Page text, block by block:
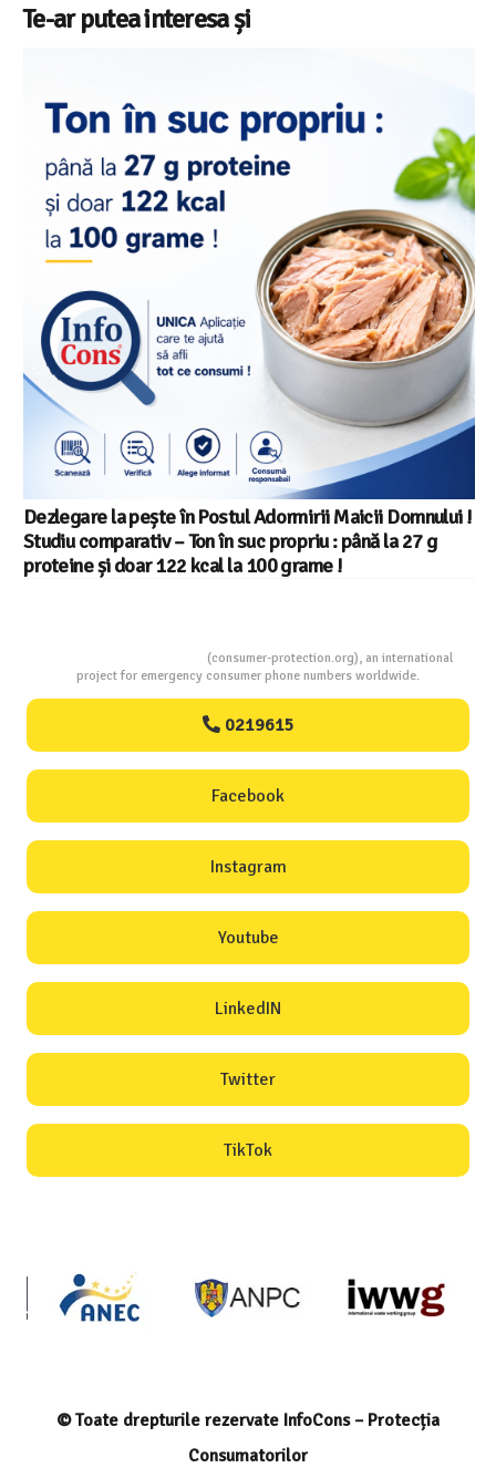
Te-ar putea interesa și
Dezlegare la pește în Postul Adormirii Maicii Domnului !
Studiu comparativ – Ton în suc propriu : până la 27 g
proteine și doar 122 kcal la 100 grame !
(consumer-protection.org), an international
project for emergency consumer phone numbers worldwide.
0219615
Facebook
Instagram
Youtube
LinkedIN
Twitter
TikTok
© Toate drepturile rezervate InfoCons – Protecția
Consumatorilor